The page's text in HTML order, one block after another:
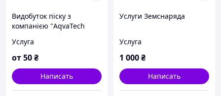
Видобуток піску з
компанією "AqvaTech
Услуга
от50₴
Написать
Услуги Земснаряда
Услуга
1 000₴
Написать